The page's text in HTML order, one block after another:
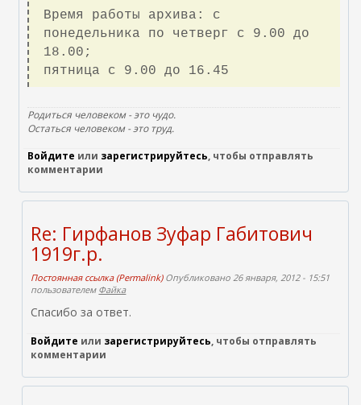
m
i
)
Время работы архива: с
понедельника по четверг с 9.00 до
18.00;
пятница с 9.00 до 16.45
Родиться человеком - это чудо.
Остаться человеком - это труд.
Войдите или зарегистрируйтесь, чтобы отправлять
комментарии
Re: Гирфанов Зуфар Габитович
1919г.р.
Постоянная ссылка (Permalink)Опубликовано 26 января, 2012 - 15:51
пользователем Файка
Спасибо за ответ.
Войдите или зарегистрируйтесь, чтобы отправлять
комментарии